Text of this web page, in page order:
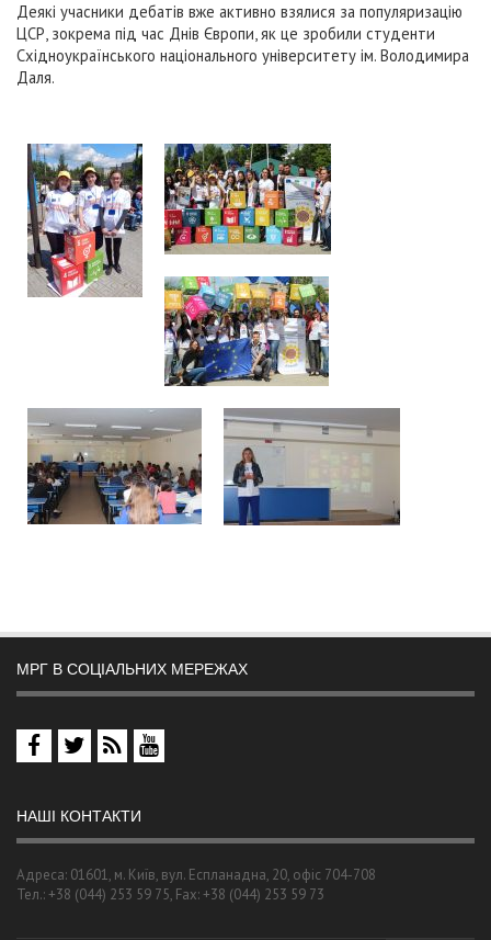
Деякі учасники дебатів вже активно взялися за популяризацію
ЦСР, зокрема під час Днів Європи, як це зробили студенти
Східноукраїнського національного університету ім. Володимира
Даля.
МРГ В СОЦІАЛЬНИХ МЕРЕЖАХ
НАШІ КОНТАКТИ
Адреса: 01601, м. Київ, вул. Еспланадна, 20, офіс 704-708
Тел.: +38 (044) 253 59 75, Fax: +38 (044) 253 59 73